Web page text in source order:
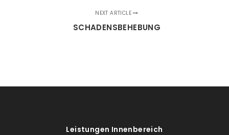
NEXT ARTICLE
SCHADENSBEHEBUNG
Leistungen Innenbereich